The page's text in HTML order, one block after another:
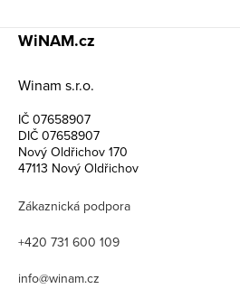
WiNAM.cz
Winam s.r.o.
IČ 07658907
DIČ 07658907
Nový Oldřichov 170
47113 Nový Oldřichov
Zákaznická podpora
+420 731 600 109
info@winam.cz